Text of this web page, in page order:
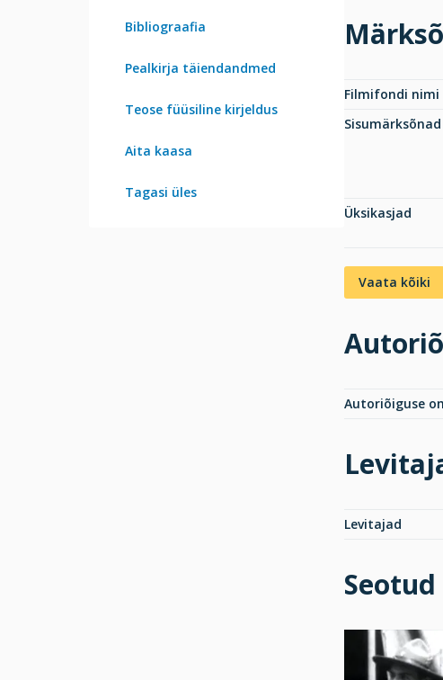
Bibliograafia
Pealkirja täiendandmed
Teose füüsiline kirjeldus
Aita kaasa
Tagasi üles
Filmifondi nimi
Sisumärksõnad
Üksikasjad
Vaata kõiki
Autoriõiguse
Levitajad